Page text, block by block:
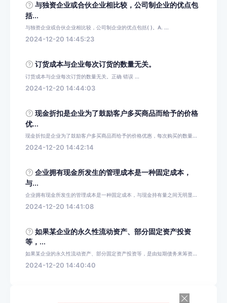
与独资企业或合伙企业相比较，公司制企业的优点包
括...
与独资企业或合伙企业相比较，公司制企业的优点包括( )。A. ...
2024-12-20 14:45:23
订货成本与企业每次订货的数量无关。
订货成本与企业每次订货的数量无关。正确 错误 ...
2024-12-20 14:44:03
现金折扣是企业为了鼓励客户多买商品而给予的价格
优...
现金折扣是企业为了鼓励客户多买商品而给予的价格优惠，每次购买的数量...
2024-12-20 14:42:14
企业拥有现金所发生的管理成本是一种固定成本，
与...
企业拥有现金所发生的管理成本是一种固定成本，与现金持有量之间无明显...
2024-12-20 14:41:08
如果某企业的永久性流动资产、部分固定资产投资
等，...
如果某企业的永久性流动资产、部分固定资产投资等，是由短期债务来筹资...
2024-12-20 14:40:40